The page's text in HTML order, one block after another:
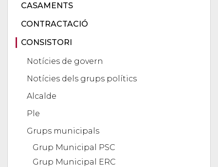
CASAMENTS
CONTRACTACIÓ
CONSISTORI
Notícies de govern
Notícies dels grups polítics
Alcalde
Ple
Grups municipals
Grup Municipal PSC
Grup Municipal ERC